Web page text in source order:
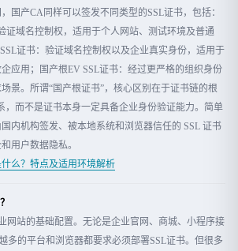
国产CA同样可以签发不同类型的SSL证书，包括：
证域名控制权，适用于个人网站、测试环境及普通
证书：验证域名控制权以及企业真实身份，适用于
应用；国产根EV SSL证书：经过更严格的组织身份
景。所谓“国产根证书”，核心区别在于证书链的根
，而不是证书本身一定具备企业身份验证能力。简单
内机构签发、被本地系统和浏览器信任的 SSL 证书
用户数据隐私。
么？特点及适用环境解析
网站的基础配置。无论是企业官网、商城、小程序接
多的平台和浏览器都要求必须部署SSL证书。但很多